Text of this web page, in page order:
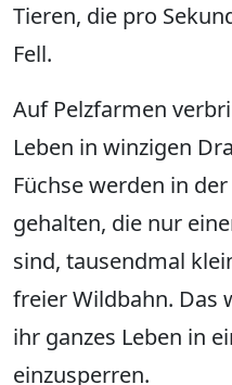
Tieren, die pro
Fell.
Auf Pelzfarmen
Leben in winzigen
Füchse werden in
gehalten, die nur
sind, tausendmal
freier Wildbahn. Das
ihr ganzes Leben in
einzusperren.